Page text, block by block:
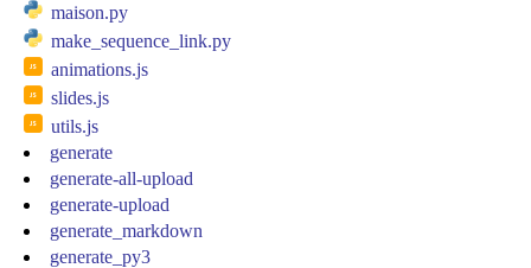
maison.py
make_sequence_link.py
animations.js
slides.js
utils.js
generate
generate-all-upload
generate-upload
generate_markdown
generate_py3